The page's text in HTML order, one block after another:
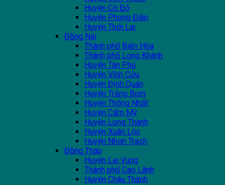
Huyện Cờ Đỏ
Huyện Phong Điền
Huyện Thới Lai
Đồng Nai
Thành phố Biên Hòa
Thành phố Long Khánh
Huyện Tân Phú
Huyện Vĩnh Cửu
Huyện Định Quán
Huyện Trảng Bom
Huyện Thống Nhất
Huyện Cẩm Mỹ
Huyện Long Thành
Huyện Xuân Lộc
Huyện Nhơn Trạch
Đồng Tháp
Huyện Lai Vung
Thành phố Cao Lãnh
Huyện Châu Thành